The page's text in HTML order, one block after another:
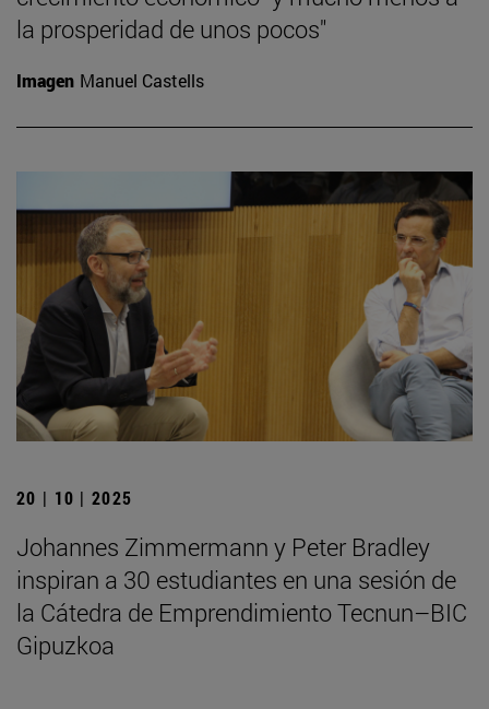
la prosperidad de unos pocos"
Imagen Manuel Castells
20 | 10 | 2025
Johannes Zimmermann y Peter Bradley
inspiran a 30 estudiantes en una sesión de
la Cátedra de Emprendimiento Tecnun–BIC
Gipuzkoa